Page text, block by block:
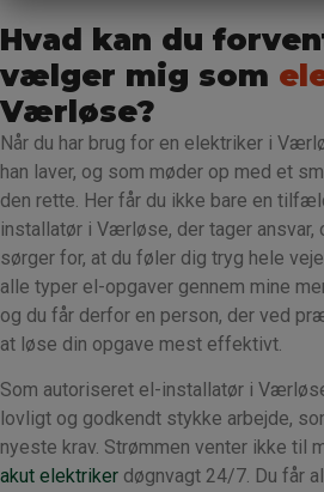
Hvad kan du
vælger mig som
Værløse?
Når du har brug for en elektriker i
han laver, og som møder op med et
den rette. Her får du ikke bare en
installatør i Værløse, der tager ansvar,
sørger for, at du føler dig tryg hele
alle typer el-opgaver gennem mine
og du får derfor en person, der ved
at løse din opgave mest effektivt.
Som autoriseret el-installatør i
lovligt og godkendt stykke arbejde,
nyeste krav. Strømmen venter ikke til
akut elektriker døgnvagt 24/7. Du får